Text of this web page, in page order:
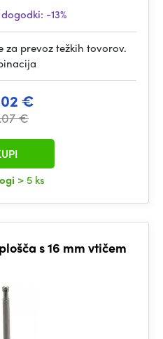
-13%
za prevoz težkih tovorov.
€
€
> 5 ks
s 16 mm vtičem